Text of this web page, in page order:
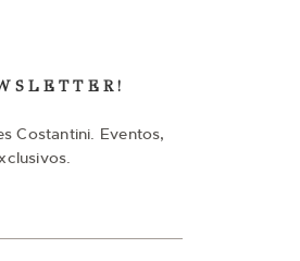
Costantini. Eventos,